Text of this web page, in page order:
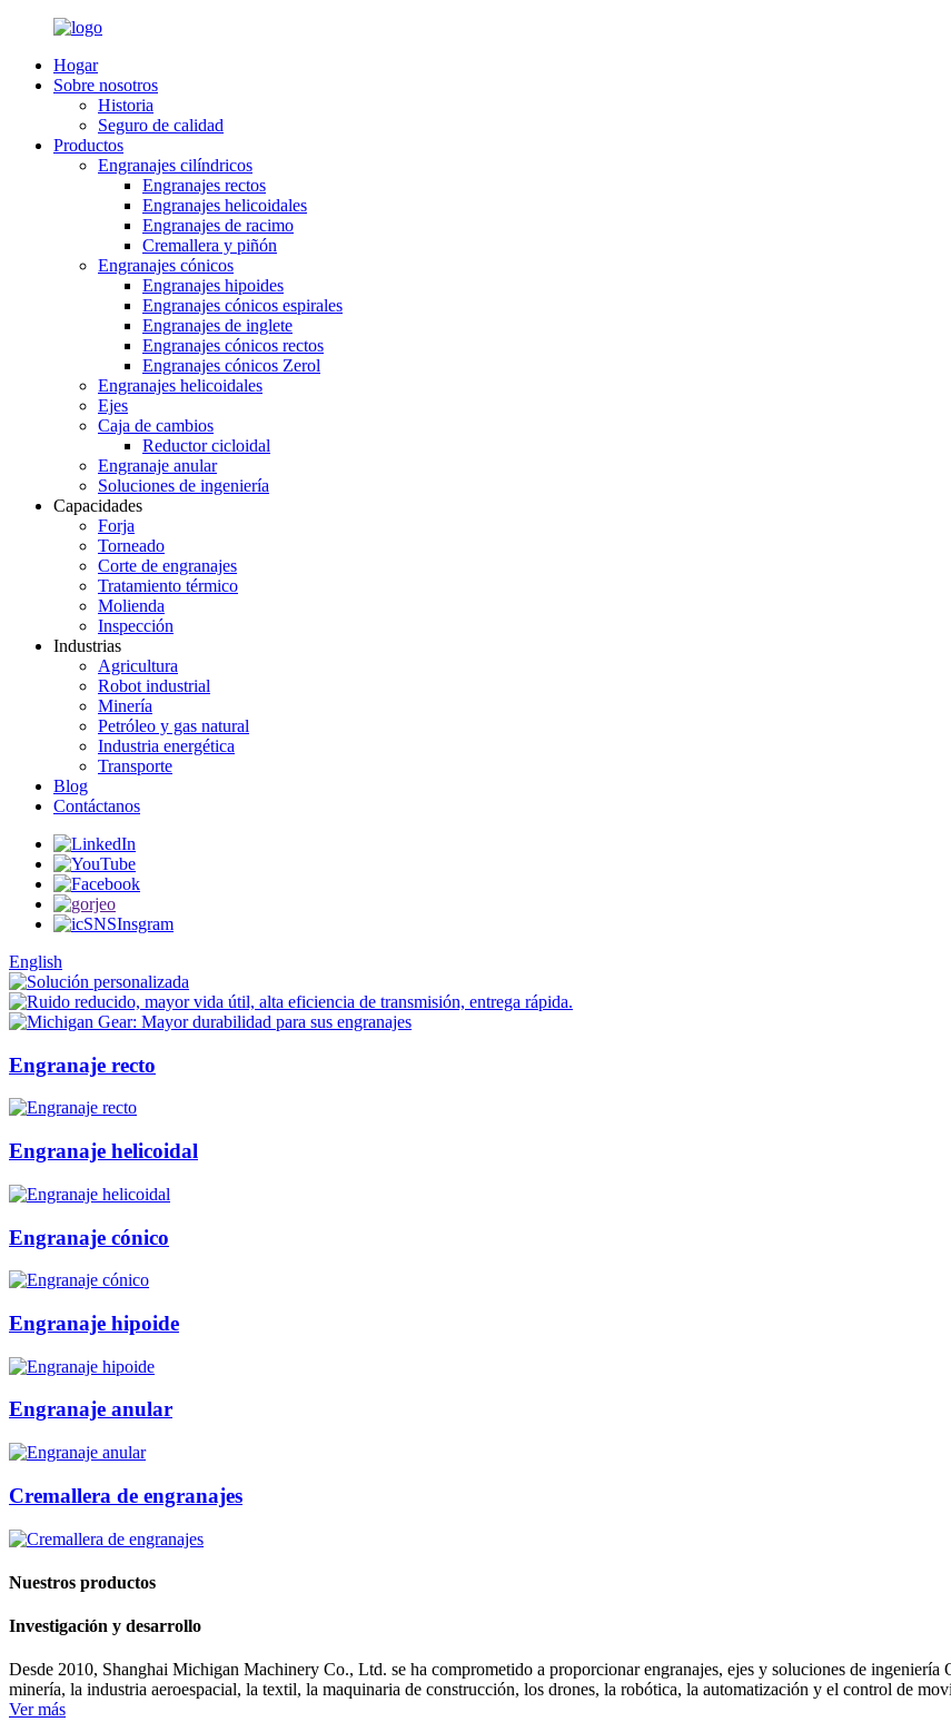
Hogar
Sobre nosotros
Historia
Seguro de calidad
Productos
Engranajes cilíndricos
Engranajes rectos
Engranajes helicoidales
Engranajes de racimo
Cremallera y piñón
Engranajes cónicos
Engranajes hipoides
Engranajes cónicos espirales
Engranajes de inglete
Engranajes cónicos rectos
Engranajes cónicos Zerol
Engranajes helicoidales
Ejes
Caja de cambios
Reductor cicloidal
Engranaje anular
Soluciones de ingeniería
Capacidades
Forja
Torneado
Corte de engranajes
Tratamiento térmico
Molienda
Inspección
Industrias
Agricultura
Robot industrial
Minería
Petróleo y gas natural
Industria energética
Transporte
Blog
Contáctanos
English
Engranaje recto
Engranaje helicoidal
Engranaje cónico
Engranaje hipoide
Engranaje anular
Cremallera de engranajes
Nuestros productos
Investigación y desarrollo
Desde 2010, Shanghai Michigan Machinery Co., Ltd. se ha comprometido a proporcionar engranajes, ejes y soluciones de
minería, la industria aeroespacial, la textil, la maquinaria de construcción, los drones, la robótica, la automatización y el control de
Ver más